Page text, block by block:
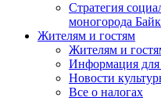
Стратегия
моногорода
Жителям и гостям
Жителям и
Информация
Новости
Все о налогах